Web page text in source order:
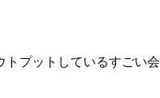
プットしているすごい